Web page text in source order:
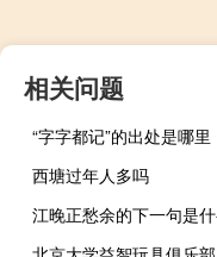
相关问题
“字字都记”的出处是哪里
西塘过年人多吗
江晚正愁余的下一句是